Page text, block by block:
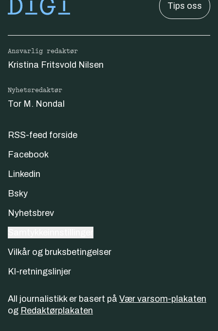
Tips oss
Ansvarlig redaktør
Kristina Fritsvold Nilsen
Nyhetsredaktør
Tor M. Nondal
RSS-feed forside
Facebook
Linkedin
Bsky
Nyhetsbrev
Vilkår og bruksbetingelser
KI-retningslinjer
All journalistikk er basert på Vær varsom-plakaten
og Redaktørplakaten